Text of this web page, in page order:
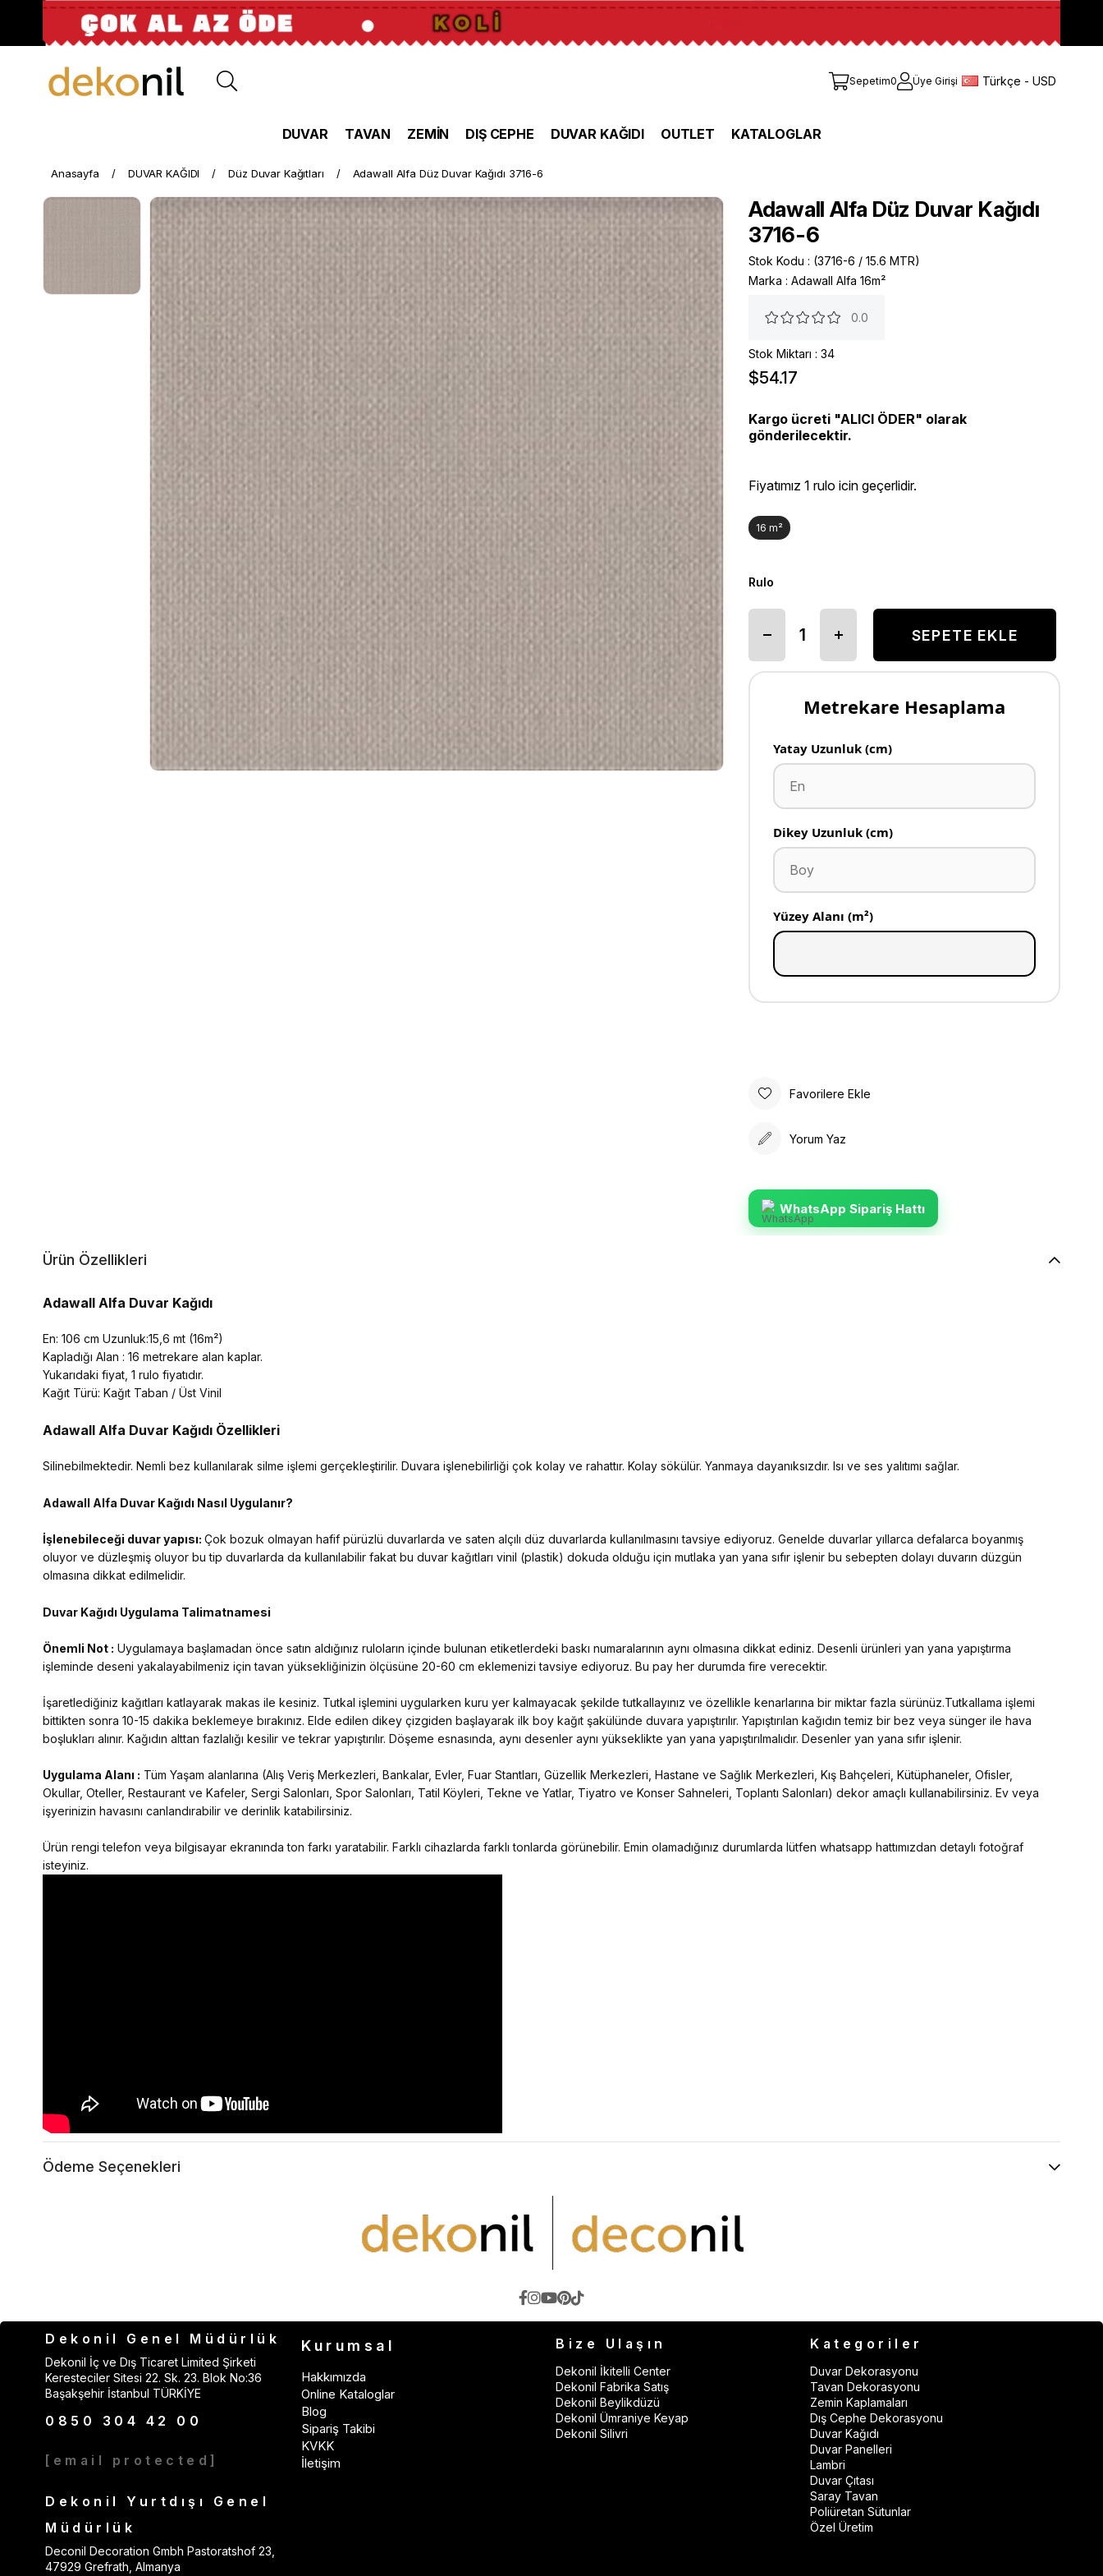
Sepetim0 Üye Girişi Türkçe - USD
DUVAR TAVAN ZEMİN DIŞ CEPHE DUVAR KAĞIDI OUTLET KATALOGLAR
Anasayfa DUVAR KAĞIDI Düz Duvar Kağıtları Adawall Alfa Düz Duvar Kağıdı 3716-6
Adawall Alfa Düz Duvar Kağıdı
3716-6
Stok Kodu
(3716-6 / 15.6 MTR)
Marka : Adawall Alfa 16m²
0.0
Stok Miktarı : 34
$54.17
Kargo ücreti "ALICI ÖDER" olarak
gönderilecektir.
Fiyatımız 1 rulo icin geçerlidir.
16 m²
Rulo
Metrekare Hesaplama
Yatay Uzunluk (cm)
Dikey Uzunluk (cm)
Yüzey Alanı (m²)
Favorilere Ekle
Yorum Yaz
WhatsApp Sipariş Hattı
Ürün Özellikleri
Adawall Alfa Duvar Kağıdı
En: 106 cm Uzunluk:15,6 mt (16m²)
Kapladığı Alan : 16 metrekare alan kaplar.
Yukarıdaki fiyat, 1 rulo fiyatıdır.
Kağıt Türü: Kağıt Taban / Üst Vinil
Adawall Alfa Duvar Kağıdı Özellikleri
Silinebilmektedir. Nemli bez kullanılarak silme işlemi gerçekleştirilir. Duvara işlenebilirliği çok kolay ve rahattır. Kolay sökülür. Yanmaya dayanıksızdır. Isı ve ses yalıtımı sağlar.
Adawall Alfa Duvar Kağıdı Nasıl Uygulanır?
İşlenebileceği duvar yapısı: Çok bozuk olmayan hafif pürüzlü duvarlarda ve saten alçılı düz duvarlarda kullanılmasını tavsiye ediyoruz. Genelde duvarlar yıllarca defalarca boyanmış
oluyor ve düzleşmiş oluyor bu tip duvarlarda da kullanılabilir fakat bu duvar kağıtları vinil (plastik) dokuda olduğu için mutlaka yan yana sıfır işlenir bu sebepten dolayı duvarın düzgün
olmasına dikkat edilmelidir.
Duvar Kağıdı Uygulama Talimatnamesi
Önemli Not : Uygulamaya başlamadan önce satın aldığınız ruloların içinde bulunan etiketlerdeki baskı numaralarının aynı olmasına dikkat ediniz. Desenli ürünleri yan yana yapıştırma
işleminde deseni yakalayabilmeniz için tavan yüksekliğinizin ölçüsüne 20-60 cm eklemenizi tavsiye ediyoruz. Bu pay her durumda fire verecektir.
İşaretlediğiniz kağıtları katlayarak makas ile kesiniz. Tutkal işlemini uygularken kuru yer kalmayacak şekilde tutkallayınız ve özellikle kenarlarına bir miktar fazla sürünüz.Tutkallama işlemi
bittikten sonra 10-15 dakika beklemeye bırakınız. Elde edilen dikey çizgiden başlayarak ilk boy kağıt şakülünde duvara yapıştırılır. Yapıştırılan kağıdın temiz bir bez veya sünger ile hava
boşlukları alınır. Kağıdın alttan fazlalığı kesilir ve tekrar yapıştırılır. Döşeme esnasında, aynı desenler aynı yükseklikte yan yana yapıştırılmalıdır. Desenler yan yana sıfır işlenir.
Uygulama Alanı : Tüm Yaşam alanlarına (Alış Veriş Merkezleri, Bankalar, Evler, Fuar Stantları, Güzellik Merkezleri, Hastane ve Sağlık Merkezleri, Kış Bahçeleri, Kütüphaneler, Ofisler,
Okullar, Oteller, Restaurant ve Kafeler, Sergi Salonları, Spor Salonları, Tatil Köyleri, Tekne ve Yatlar, Tiyatro ve Konser Sahneleri, Toplantı Salonları) dekor amaçlı kullanabilirsiniz. Ev veya
işyerinizin havasını canlandırabilir ve derinlik katabilirsiniz.
Ürün rengi telefon veya bilgisayar ekranında ton farkı yaratabilir. Farklı cihazlarda farklı tonlarda görünebilir. Emin olamadığınız durumlarda lütfen whatsapp hattımızdan detaylı fotoğraf
isteyiniz.
Ödeme Seçenekleri
Dekonil Genel Müdürlük
Dekonil İç ve Dış Ticaret Limited Şirketi
Keresteciler Sitesi 22. Sk. 23. Blok No:36
Başakşehir İstanbul TÜRKİYE
0850 304 42 00
[email protected]
Dekonil Yurtdışı Genel
Müdürlük
Deconil Decoration Gmbh Pastoratshof 23,
47929 Grefrath, Almanya
Kurumsal
Hakkımızda
Online Kataloglar
Blog
Sipariş Takibi
KVKK
İletişim
Bize Ulaşın
Dekonil İkitelli Center
Dekonil Fabrika Satış
Dekonil Beylikdüzü
Dekonil Ümraniye Keyap
Dekonil Silivri
Kategoriler
Duvar Dekorasyonu
Tavan Dekorasyonu
Zemin Kaplamaları
Dış Cephe Dekorasyonu
Duvar Kağıdı
Duvar Panelleri
Lambri
Duvar Çıtası
Saray Tavan
Poliüretan Sütunlar
Özel Üretim